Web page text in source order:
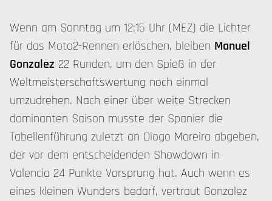
Wenn am Sonntag um 12:15 Uhr (MEZ) die Lichter
für das Moto2-Rennen erlöschen, bleiben Manuel
Gonzalez 22 Runden, um den Spieß in der
Weltmeisterschaftswertung noch einmal
umzudrehen. Nach einer über weite Strecken
dominanten Saison musste der Spanier die
Tabellenführung zuletzt an Diogo Moreira abgeben,
der vor dem entscheidenden Showdown in
Valencia 24 Punkte Vorsprung hat. Auch wenn es
eines kleinen Wunders bedarf, vertraut Gonzalez